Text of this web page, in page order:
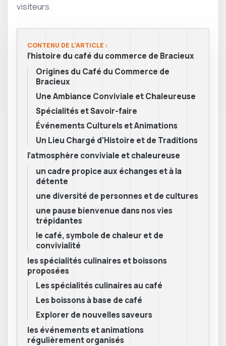
visiteurs.
CONTENU DE L'ARTICLE :
l’histoire du café du commerce de Bracieux
Origines du Café du Commerce de
Bracieux
Une Ambiance Conviviale et Chaleureuse
Spécialités et Savoir-faire
Événements Culturels et Animations
Un Lieu Chargé d’Histoire et de Traditions
l’atmosphère conviviale et chaleureuse
un cadre propice aux échanges et à la
détente
une diversité de personnes et de cultures
une pause bienvenue dans nos vies
trépidantes
le café, symbole de chaleur et de
convivialité
les spécialités culinaires et boissons
proposées
Les spécialités culinaires au café
Les boissons à base de café
Explorer de nouvelles saveurs
les événements et animations
régulièrement organisés